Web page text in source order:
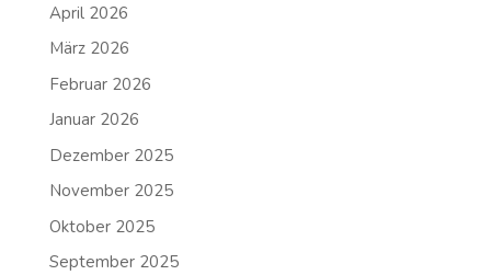
April 2026
März 2026
Februar 2026
Januar 2026
Dezember 2025
November 2025
Oktober 2025
September 2025